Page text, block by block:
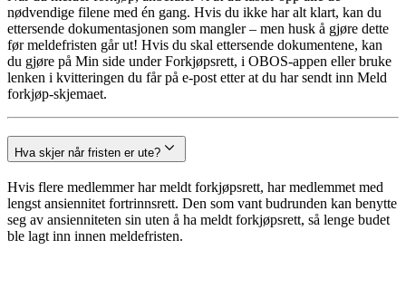
nødvendige filene med én gang. Hvis du ikke har alt klart, kan du
ettersende dokumentasjonen som mangler – men husk å gjøre dette
før meldefristen går ut! Hvis du skal ettersende dokumentene, kan
du gjøre på Min side under Forkjøpsrett, i OBOS-appen eller bruke
lenken i kvitteringen du får på e-post etter at du har sendt inn Meld
forkjøp-skjemaet.
Hva skjer når fristen er ute?
Hvis flere medlemmer har meldt forkjøpsrett, har medlemmet med
lengst ansiennitet fortrinnsrett. Den som vant budrunden kan benytte
seg av ansienniteten sin uten å ha meldt forkjøpsrett, så lenge budet
ble lagt inn innen meldefristen.